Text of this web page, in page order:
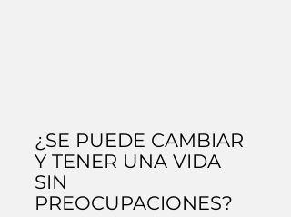
¿SE PUEDE CAMBIAR
Y TENER UNA VIDA
SIN
PREOCUPACIONES?